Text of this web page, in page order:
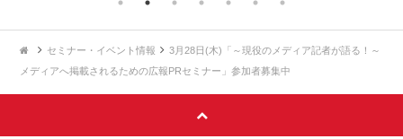
セミナー・イベント情報
3月28日(木)「～現役のメディア記者が語る！～
メディアへ掲載されるための広報PRセミナー」参加者募集中